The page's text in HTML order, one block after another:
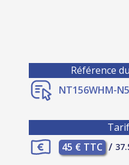
Référence
NT156WHM-
Tarif
45 € TTC /